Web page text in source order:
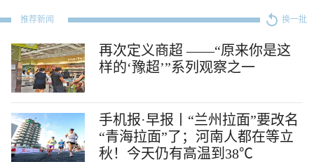
推荐新闻 换一批
再次定义商超 ——“原来你是这
样的‘豫超’”系列观察之一
手机报·早报丨“兰州拉面”要改名
“青海拉面”了；河南人都在等立
秋！今天仍有高温到38℃